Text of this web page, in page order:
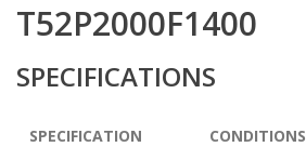
T52P2000F1400
SPECIFICATIONS
SPECIFICATION CONDITIONS